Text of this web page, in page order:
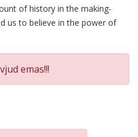
of history in the making-
us to believe in the power of
emas!!!